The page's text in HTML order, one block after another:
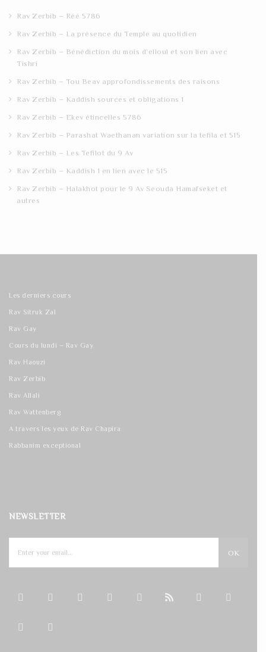
Rav Zerbib – Réé 5786
Rav Zerbib – La présence du Temple au quotidien
Rav Zerbib – Bénédiction du mois d’elloul et son lien avec
Tishri
Rav Zerbib – Tou Beav approfondissements des raisons
Rav Zerbib – Kaddish sources et obligations 1
Rav Zerbib – Ekev étincelles 5786
Rav Zerbib – Parashat Waethanan variation sur la tefila et 515
Rav Zerbib – Les Tefilot du 9 Av
Rav Zerbib – Kaddish 1 en lien avec le 515
Rav Zerbib – Halakhot pour le 9 Av Seouda Hamafseket et
autres
Les derniers cours
Rav Sitruk Zal
Rav Gay
Cours du lundi – Rav Gay
Rav Haouzi
Rav Zerbib
Rav Allali
Rav Wattenberg
A travers les yeux de Rav Chapira
Rabbanim exceptional
NEWSLETTER
OK